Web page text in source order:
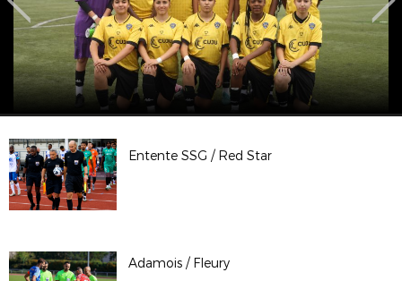
Entente SSG / Red Star
Adamois / Fleury